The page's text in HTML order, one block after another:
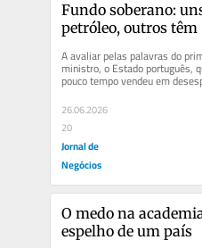
Fundo soberano:
petróleo, outros têm
A avaliar pelas palavras do
ministro, o Estado português,
pouco tempo vendeu em
dos seus últimos anéis,...
26.06.2026
20
Jornal de
Negócios
O medo na
espelho de um país